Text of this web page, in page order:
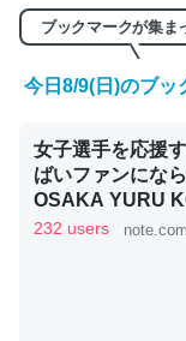
これは良記事。
くらい。小説で
ど、短期記憶と
かりやすく強く
─GPTの仕組みと限
ブックマークが集ま
今日8/9(日)のブッ
女子選手を応援
ばいファンにな
OSAKA YURU
KITAMOTO
232 users